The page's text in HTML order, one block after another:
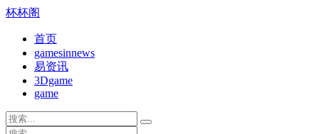
杯杯阁
首页
gamesinnews
易资讯
3Dgame
game